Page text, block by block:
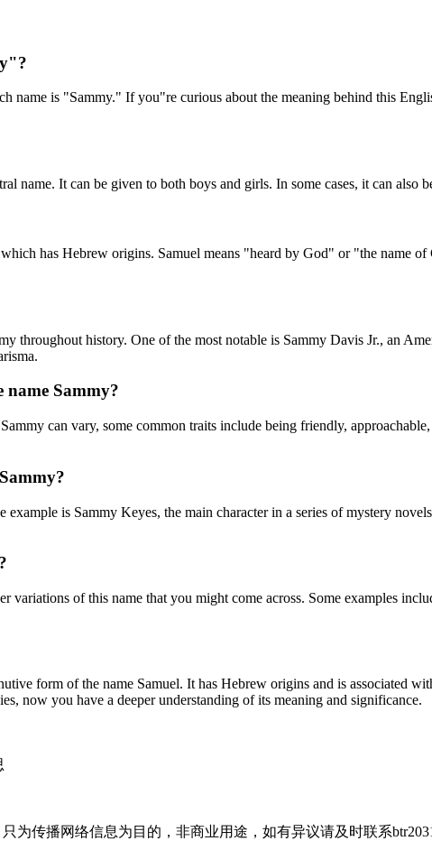
name is "Sammy." If you"re curious about the meaning behind this
name. It can be given to both boys and girls. In some cases, it can also
has Hebrew origins. Samuel means "heard by God" or "the name
throughout history. One of the most notable is Sammy Davis Jr., an
name Sammy?
can vary, some common traits include being friendly,
example is Sammy Keyes, the main character in a series of mystery
variations of this name that you might come across. Some examples
form of the name Samuel. It has Hebrew origins and is associated
now you have a deeper understanding of its meaning and significance.
传播网络信息为目的，非商业用途，如有异议请及时联系